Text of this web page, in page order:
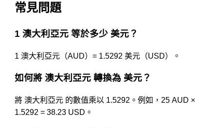
常見問題
1 澳大利亞元 等於多少 美元？
1 澳大利亞元（AUD）= 1.5292 美元（USD）。
如何將 澳大利亞元 轉換為 美元？
將 澳大利亞元 的數值乘以 1.5292。例如，25 AUD ×
1.5292 = 38.23 USD。